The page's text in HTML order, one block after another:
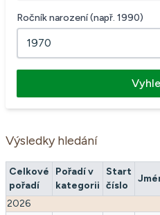
Ročník narození (např. 1990)
Výsledky hledání
Celkové
pořadí
Pořadí v
kategorii
Start
číslo
2026